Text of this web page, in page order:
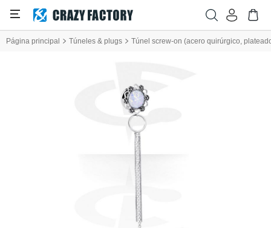
Página principal Túneles & plugs Túnel screw-on (acero quirúrgico,